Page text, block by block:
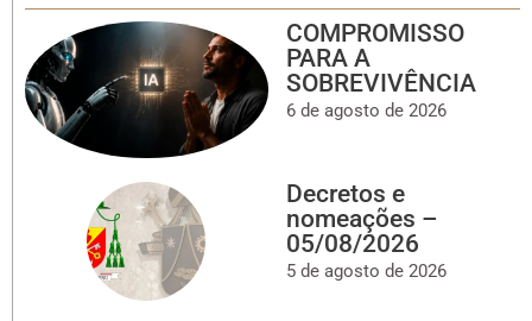
COMPROMISSO
PARA A
SOBREVIVÊNCIA
6 de agosto de 2026
Decretos e
nomeações –
05/08/2026
5 de agosto de 2026